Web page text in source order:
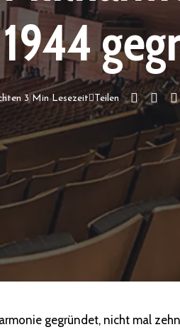
3 Min Lesezeit Teilen
gegründet, nicht mal